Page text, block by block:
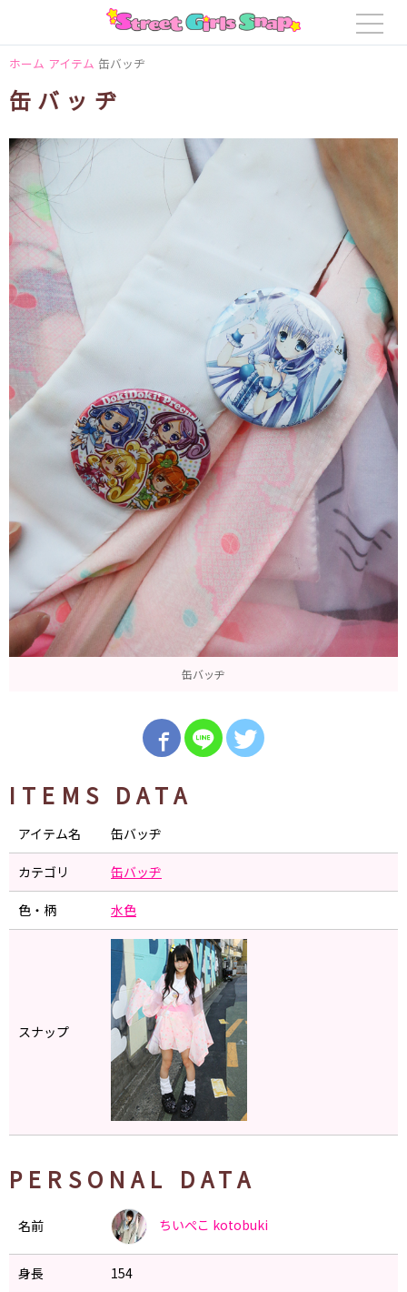
ホーム アイテム 缶バッヂ
缶バッヂ
缶バッヂ
ITEMS DATA
アイテム名 缶バッヂ
カテゴリ 缶バッヂ
色・柄 水色
スナップ
PERSONAL DATA
名前 ちいぺこ kotobuki
身長 154